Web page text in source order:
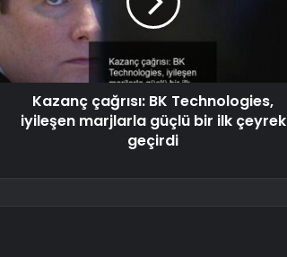
Kazanç çağrısı: BK Technologies,
iyileşen marjlarla güçlü bir ilk çeyrek
geçirdi